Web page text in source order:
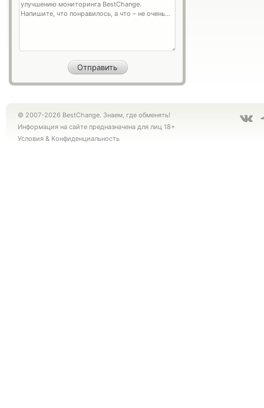
© 2007-2026 BestChange. Знаем, где обменять!
Информация на сайте предназначена для лиц 18+
Условия & Конфиденциальность